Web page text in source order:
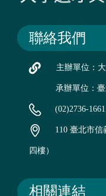
聯絡我們
主辦單位：
承辦單位：
(02)2736-
110 臺北市
四樓）
相關連結